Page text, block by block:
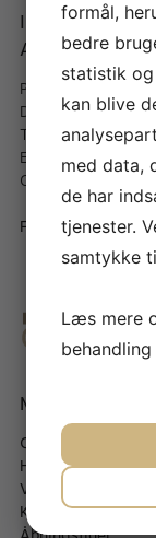
Andersen
Peder Hvitfeldts
DK-1173
Telefon:+45 66
Email:info@a-
CVR. NR.:
Fortryd køb
Mere om A.
Om A. Andersen
Historie
Værksted
Kontakt
formål,
bedre
statistik
kan blive
med data,
de har
tjenester.
samtykke
Læs mere